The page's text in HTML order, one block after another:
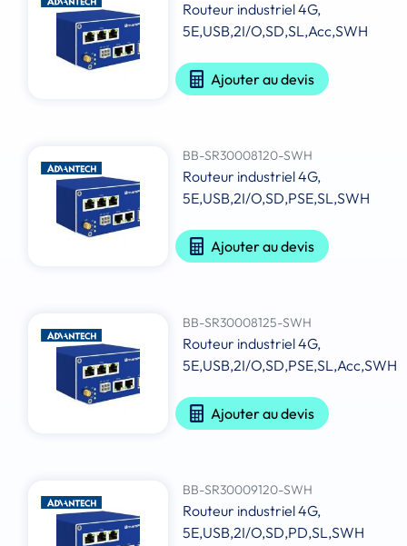
Routeur industriel 4G,
5E,USB,2I/O,SD,SL,Acc,SWH
Ajouter au devis
BB-SR30008120-SWH
Routeur industriel 4G,
5E,USB,2I/O,SD,PSE,SL,SWH
Ajouter au devis
BB-SR30008125-SWH
Routeur industriel 4G,
5E,USB,2I/O,SD,PSE,SL,Acc,SWH
Ajouter au devis
BB-SR30009120-SWH
Routeur industriel 4G,
5E,USB,2I/O,SD,PD,SL,SWH